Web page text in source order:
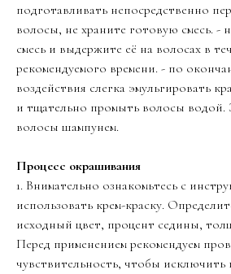
подготавливать непосредственно
волосы, не храните готовую смесь. -
смесь и выдержите её на волосах в
рекомендуемого времени. - по
воздействия слегка эмульгировать
и тщательно промыть волосы водой.
волосы шампунем.
Процесс окрашивания
1. Внимательно ознакомьтесь с
использовать крем-краску.
исходный цвет, процент седины,
Перед применением рекомендуем
чувствительность, чтобы исключить